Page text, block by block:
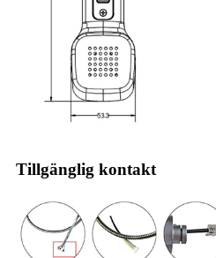
Tillgänglig kontakt